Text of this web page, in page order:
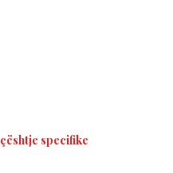
specifike